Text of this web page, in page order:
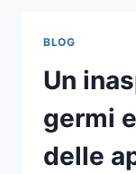
BLOG
Un
germi
delle